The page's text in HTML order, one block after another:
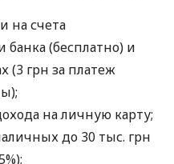
на счета
банка (бесплатно) и
(3 грн за платеж
на личную карту;
до 30 тыс. грн